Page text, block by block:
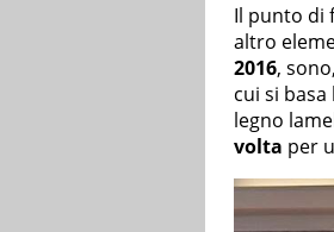
Il punto di
altro
2016,
cui si
legno
volta per